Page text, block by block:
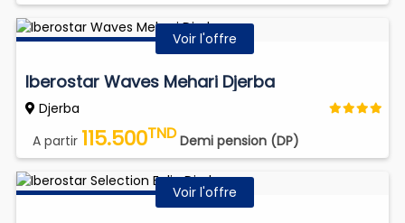
Voir l'offre
Iberostar Waves Mehari Djerba
Djerba
A partir 115.500TND Demi pension (DP)
Voir l'offre